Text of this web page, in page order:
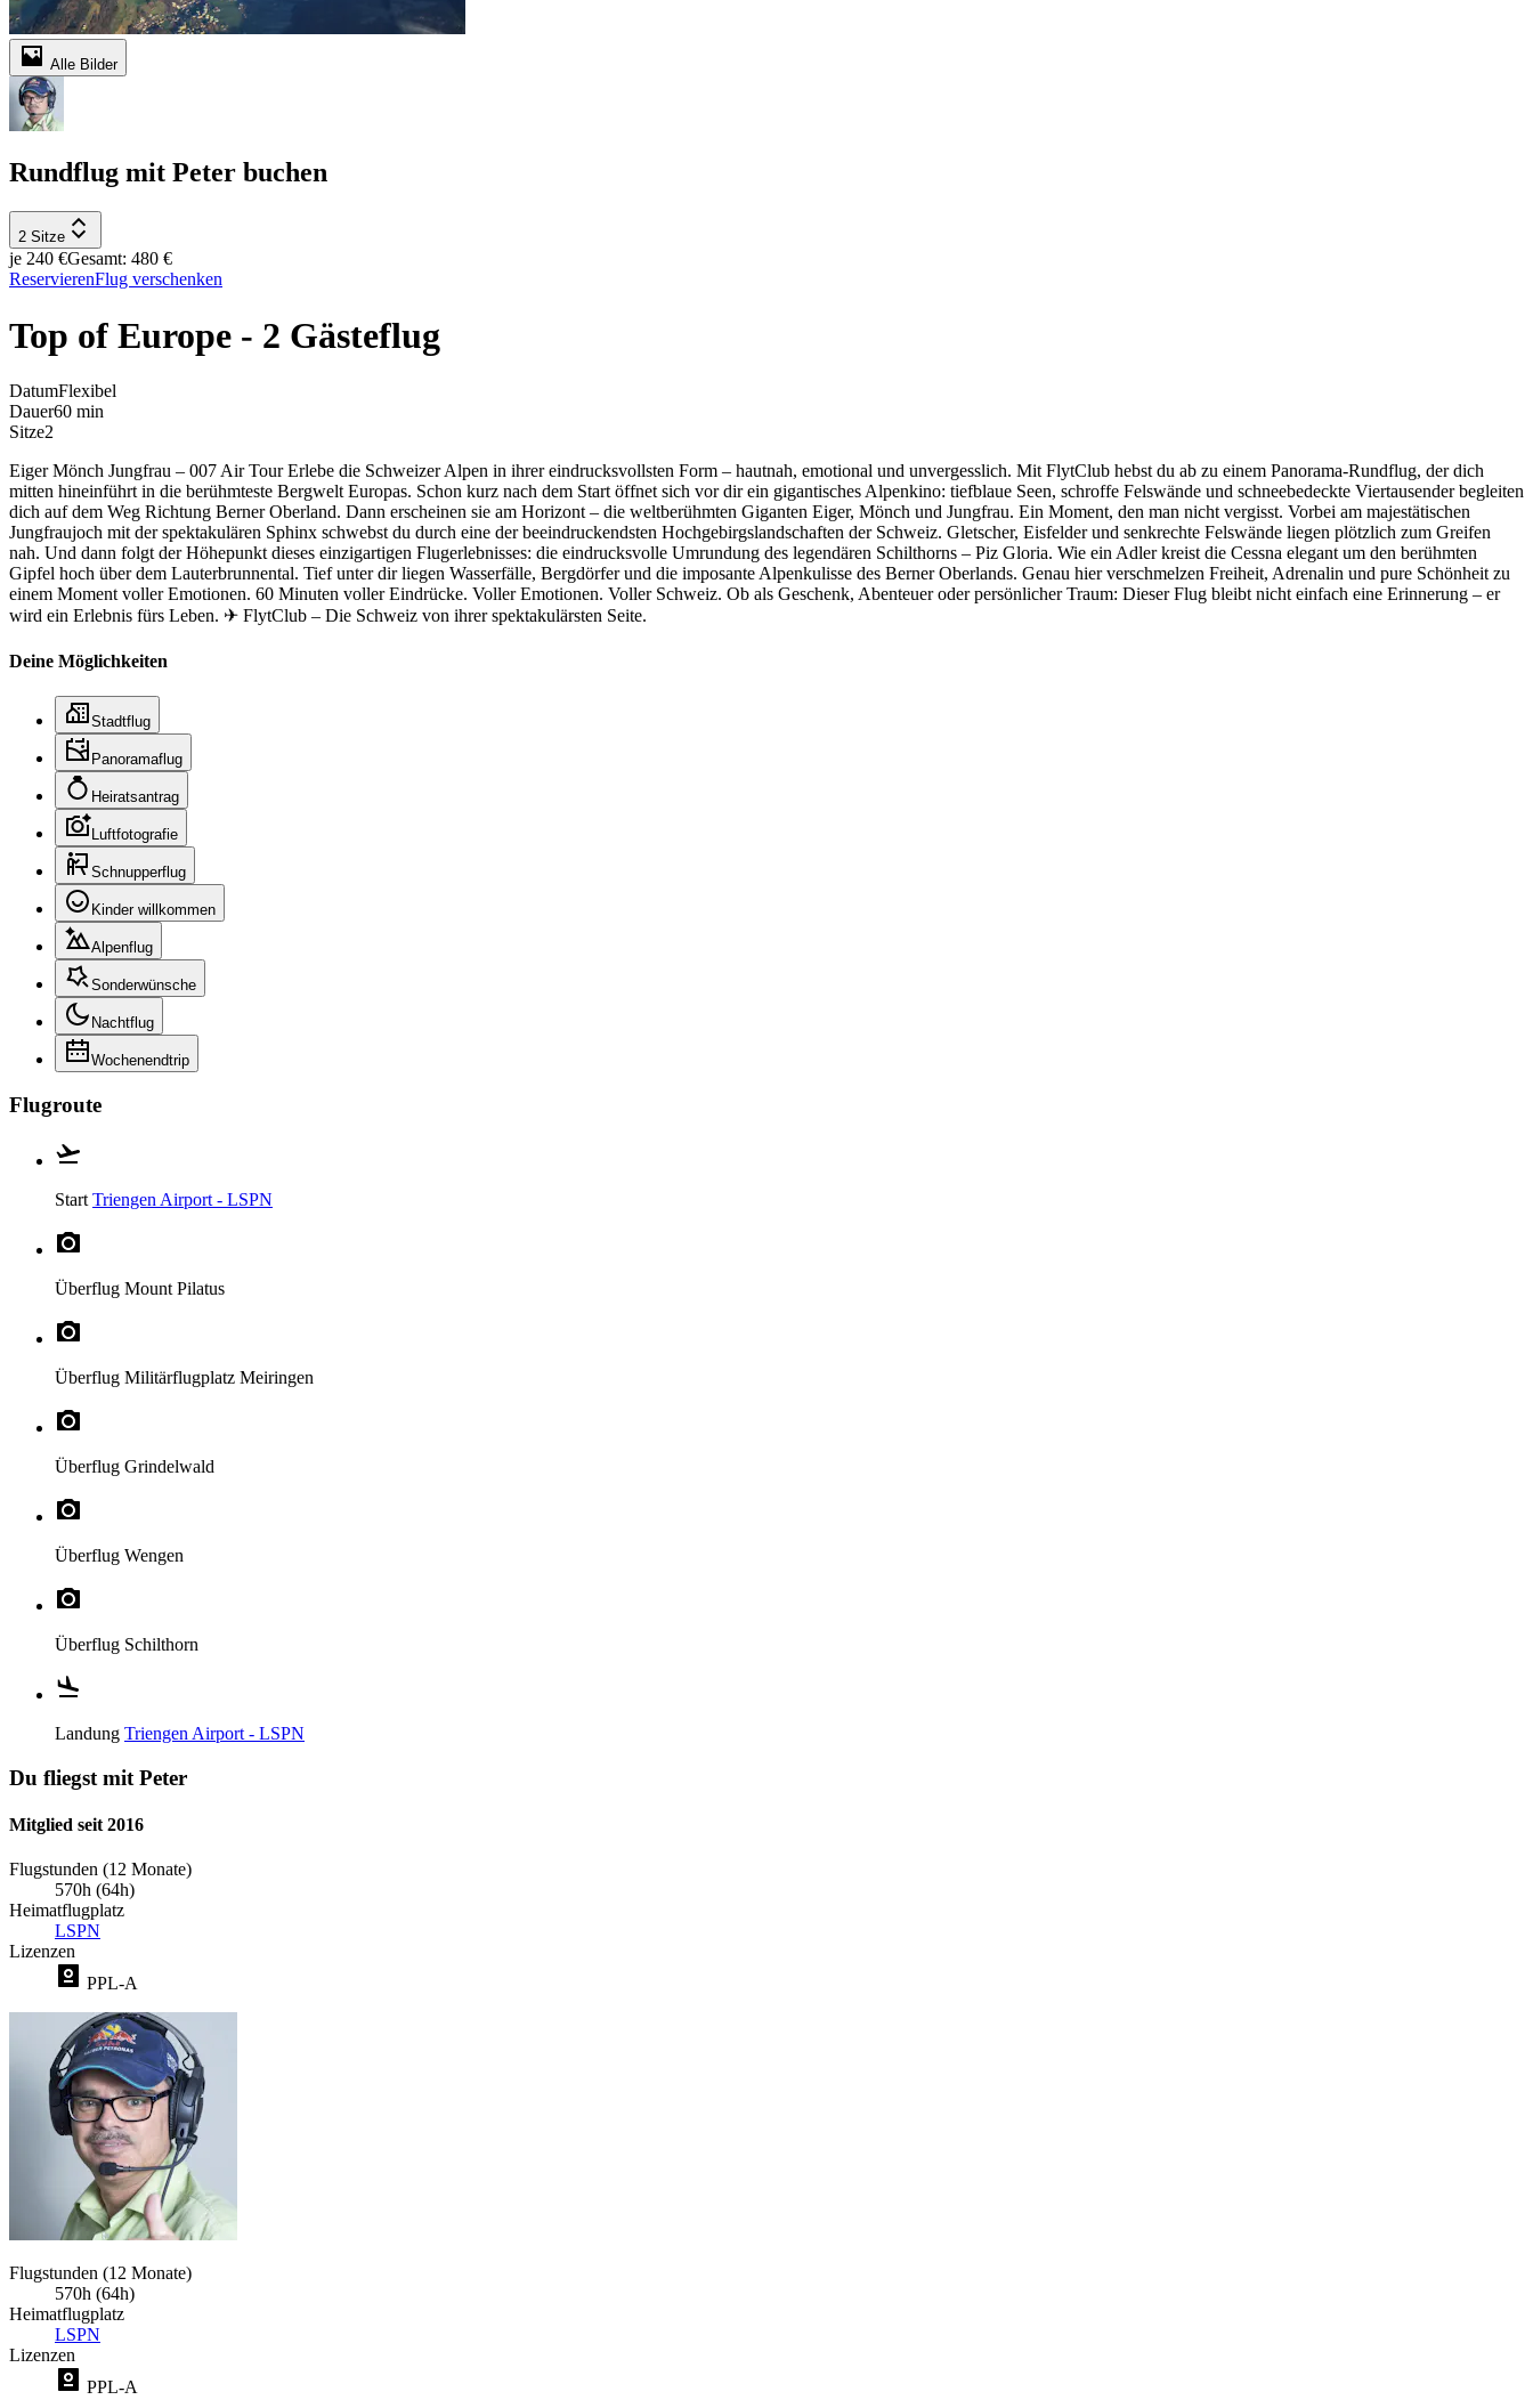
Alle Bilder
Rundflug mit Peter buchen
2 Sitze
je 240 €Gesamt: 480 €
ReservierenFlug verschenken
Top of Europe - 2 Gästeflug
DatumFlexibel
Dauer60 min
Sitze2
Eiger Mönch Jungfrau – 007 Air Tour Erlebe die Schweizer Alpen in ihrer eindrucksvollsten Form – hautnah, emotional und unvergesslich. Mit FlytClub hebst du ab zu einem Panorama-Rundflug, der dich
mitten hineinführt in die berühmteste Bergwelt Europas. Schon kurz nach dem Start öffnet sich vor dir ein gigantisches Alpenkino: tiefblaue Seen, schroffe Felswände und schneebedeckte Viertausender begleiten
dich auf dem Weg Richtung Berner Oberland. Dann erscheinen sie am Horizont – die weltberühmten Giganten Eiger, Mönch und Jungfrau. Ein Moment, den man nicht vergisst. Vorbei am majestätischen
Jungfraujoch mit der spektakulären Sphinx schwebst du durch eine der beeindruckendsten Hochgebirgslandschaften der Schweiz. Gletscher, Eisfelder und senkrechte Felswände liegen plötzlich zum Greifen
nah. Und dann folgt der Höhepunkt dieses einzigartigen Flugerlebnisses: die eindrucksvolle Umrundung des legendären Schilthorns – Piz Gloria. Wie ein Adler kreist die Cessna elegant um den berühmten
Gipfel hoch über dem Lauterbrunnental. Tief unter dir liegen Wasserfälle, Bergdörfer und die imposante Alpenkulisse des Berner Oberlands. Genau hier verschmelzen Freiheit, Adrenalin und pure Schönheit zu
einem Moment voller Emotionen. 60 Minuten voller Eindrücke. Voller Emotionen. Voller Schweiz. Ob als Geschenk, Abenteuer oder persönlicher Traum: Dieser Flug bleibt nicht einfach eine Erinnerung – er
wird ein Erlebnis fürs Leben. ✈ FlytClub – Die Schweiz von ihrer spektakulärsten Seite.
Deine Möglichkeiten
Stadtflug
Panoramaflug
Heiratsantrag
Luftfotografie
Schnupperflug
Kinder willkommen
Alpenflug
Sonderwünsche
Nachtflug
Wochenendtrip
Flugroute
Start Triengen Airport - LSPN
Überflug Mount Pilatus
Überflug Militärflugplatz Meiringen
Überflug Grindelwald
Überflug Wengen
Überflug Schilthorn
Landung Triengen Airport - LSPN
Du fliegst mit Peter
Mitglied seit 2016
Flugstunden (12 Monate)
570h (64h)
Heimatflugplatz
LSPN
Lizenzen
PPL-A
Flugstunden (12 Monate)
570h (64h)
Heimatflugplatz
LSPN
Lizenzen
PPL-A